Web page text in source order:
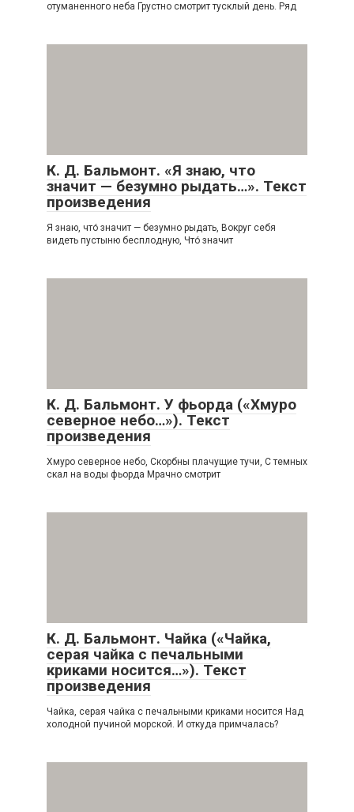
отуманенного неба Грустно смотрит тусклый день. Ряд
К. Д. Бальмонт. «Я знаю, что
значит — безумно рыдать…». Текст
произведения
Я знаю, что́ значит — безумно рыдать, Вокруг себя
видеть пустыню бесплодную, Что́ значит
К. Д. Бальмонт. У фьорда («Хмуро
северное небо…»). Текст
произведения
Хмуро северное небо, Скорбны плачущие тучи, С темных
скал на воды фьорда Мрачно смотрит
К. Д. Бальмонт. Чайка («Чайка,
серая чайка с печальными
криками носится…»). Текст
произведения
Чайка, серая чайка с печальными криками носится Над
холодной пучиной морской. И откуда примчалась?